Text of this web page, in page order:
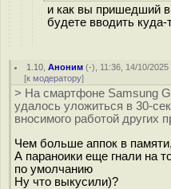
и как вы пришедший
будете вводить куда-
1.10 ,Аноним (-), 11:36, 14/10/2025
[к модератору]
> На смартфоне Samsung
удалось уложиться в 30-
вносимого работой других
Чем больше аппок в
А параноики еще гнали на
по умолчанию
Ну что выкусили)?